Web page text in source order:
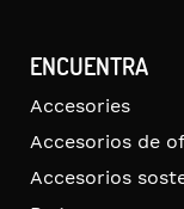
ENCUENTRA
Accesories
Accesorios de
Accesorios